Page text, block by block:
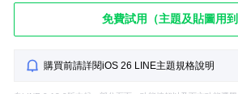
免費試用（主題及貼圖用到
購買前請詳閱iOS 26 LINE主題規格說明